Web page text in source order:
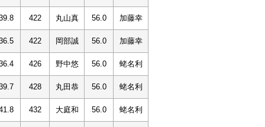
422 丸山真 56.0 加藤幸
422 岡部誠 56.0 加藤幸
426 野中悠 56.0 蛯名利
428 丸田恭 56.0 蛯名利
432 大庭和 56.0 蛯名利